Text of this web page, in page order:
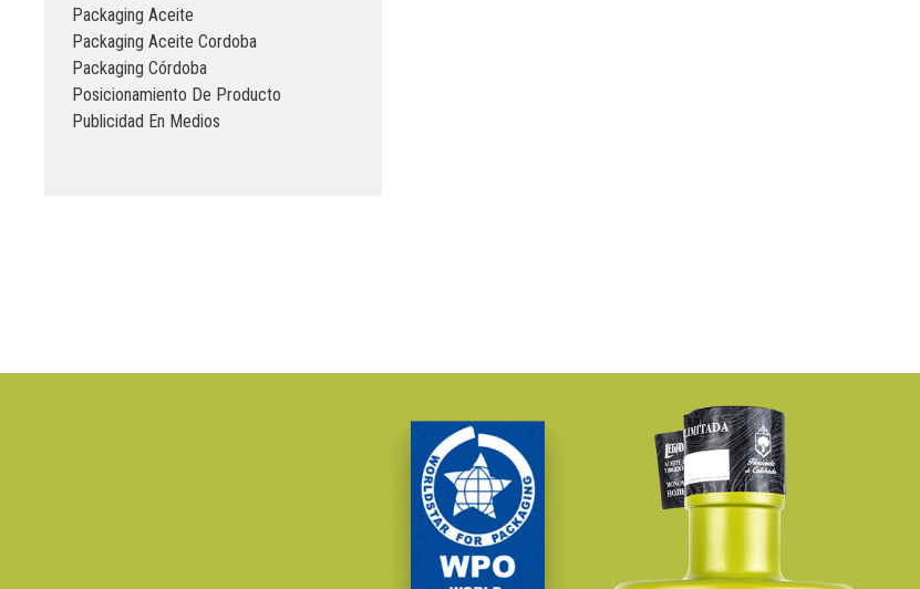
Packaging Aceite
Packaging Aceite Cordoba
Packaging Córdoba
Posicionamiento De Producto
Publicidad En Medios